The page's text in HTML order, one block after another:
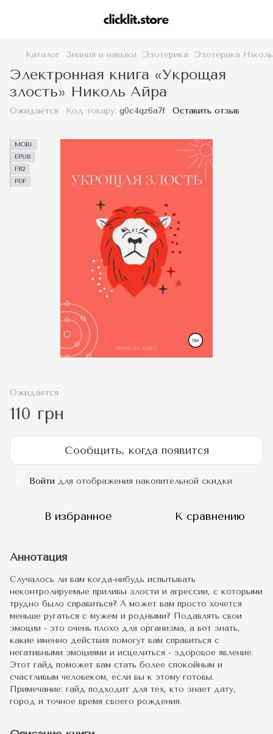
Каталог Знания и навыки Эзотерика Эзотерика
Электронная книга «Укрощая
злость» Николь Айра
Ожидается Код товару: g0c4qz6a7f Оставить отзыв
MOBI
EPUB
FB2
PDF
Ожидается
110 грн
Сообщить, когда появится
Войти для отображения накопительной скидки
В избранное К сравнению
Аннотация
Случалось ли вам когда-нибудь испытывать
неконтролируемые приливы злости и агрессии, с которыми
трудно было справиться? А может вам просто хочется
меньше ругаться с мужем и родными? Подавлять свои
эмоции - это очень плохо для организма, а вот знать,
какие именно действия помогут вам справиться с
негативными эмоциями и исцелиться - здоровое явление.
Этот гайд поможет вам стать более спокойным и
счастливым человеком, если вы к этому готовы.
Примечание: гайд подходит для тех, кто знает дату,
город и точное время своего рождения.